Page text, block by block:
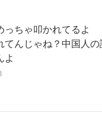
っちゃ叩かれてるよ
てんじゃね？中国人
よ